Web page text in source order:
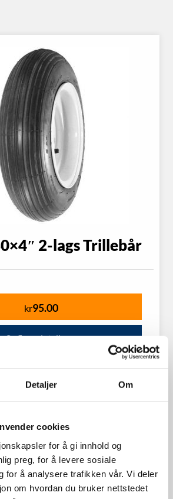
Detaljer Om
cookies
for å gi innhold og
preg, for å levere sosiale
for å analysere trafikken vår. Vi deler
om hvordan du bruker nettstedet
2-lags Trillebår
kr95.00
Se flere detaljer